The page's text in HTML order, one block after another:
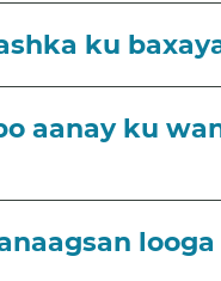
ku
aanay ku